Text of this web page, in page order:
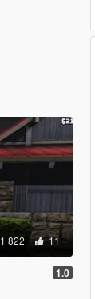
1 822 11
1.0